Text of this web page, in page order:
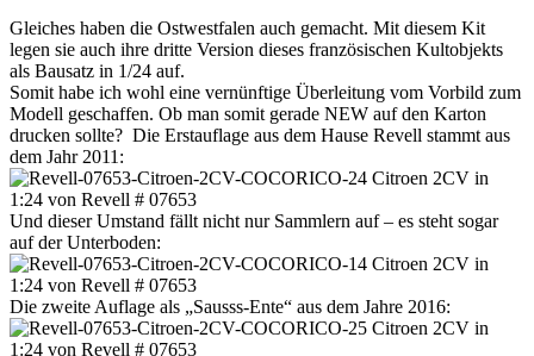
Gleiches haben die Ostwestfalen auch gemacht. Mit diesem Kit
legen sie auch ihre dritte Version dieses französischen Kultobjekts
als Bausatz in 1/24 auf.
Somit habe ich wohl eine vernünftige Überleitung vom Vorbild zum
Modell geschaffen. Ob man somit gerade NEW auf den Karton
drucken sollte? Die Erstauflage aus dem Hause Revell stammt aus
dem Jahr 2011:
Und dieser Umstand fällt nicht nur Sammlern auf – es steht sogar
auf der Unterboden:
Die zweite Auflage als „Sausss-Ente“ aus dem Jahre 2016: